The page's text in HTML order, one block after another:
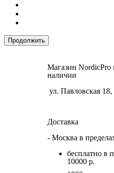
Продолжить
Магазин NordicPro
наличии
ул. Павловская
Доставка
- Москва в
бесплатно в
10000 р.